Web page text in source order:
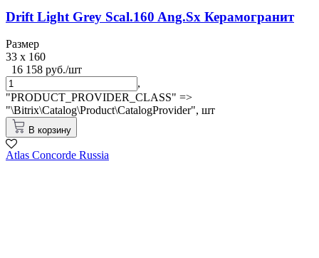
Drift Light Grey Scal.160 Ang.Sx Керамогранит
Размер
33 x 160
16 158 руб./шт
,
"PRODUCT_PROVIDER_CLASS" =>
"\Bitrix\Catalog\Product\CatalogProvider", шт
В корзину
Atlas Concorde Russia